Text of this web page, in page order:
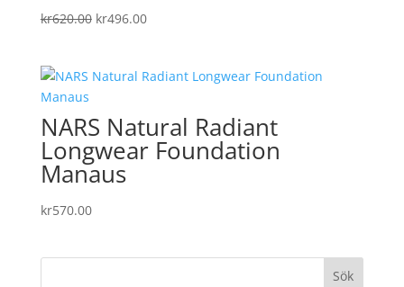
kr620.00 Det
var:
kr496.00Det
är:
NARS Natural Radiant
Longwear Foundation
Manaus
kr570.00